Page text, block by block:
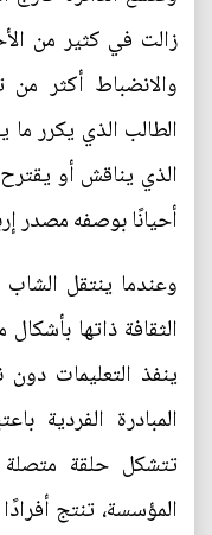
زالت في كثير من
والانضباط أكثر من
الطالب الذي يكرر ما
الذي يناقش أو
أحيانًا بوصفه مصدر
وعندما ينتقل
الثقافة ذاتها
ينفذ التعليمات
المبادرة الفردية
تتشكل حلقة
المؤسسة، تنتج